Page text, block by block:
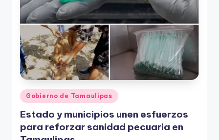
Publicado
en
Gobierno de Tamaulipas
Estado y municipios unen esfuerzos
para reforzar sanidad pecuaria en